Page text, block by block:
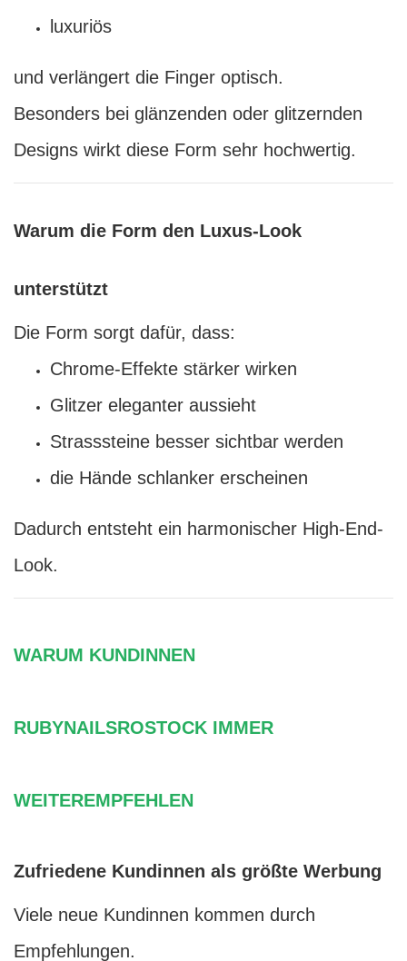
luxuriös
und verlängert die Finger optisch.
Besonders bei glänzenden oder glitzernden
Designs wirkt diese Form sehr hochwertig.
Warum die Form den Luxus-Look
unterstützt
Die Form sorgt dafür, dass:
Chrome-Effekte stärker wirken
Glitzer eleganter aussieht
Strasssteine besser sichtbar werden
die Hände schlanker erscheinen
Dadurch entsteht ein harmonischer High-End-
Look.
WARUM KUNDINNEN
RUBYNAILSROSTOCK IMMER
WEITEREMPFEHLEN
Zufriedene Kundinnen als größte Werbung
Viele neue Kundinnen kommen durch
Empfehlungen.